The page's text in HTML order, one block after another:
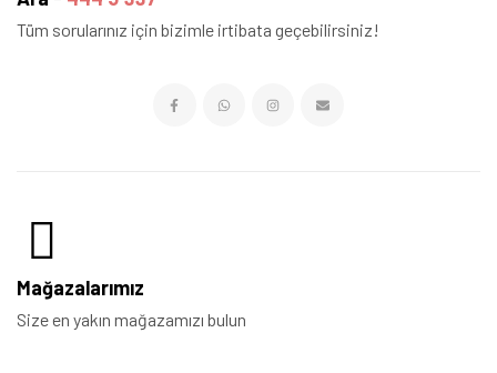
Tüm sorularınız için bizimle irtibata geçebilirsiniz!
Mağazalarımız
Size en yakın mağazamızı bulun